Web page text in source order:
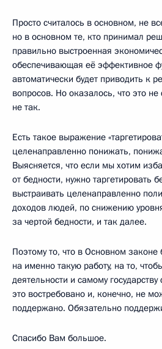
Просто считалось в основном, не
но в основном те, кто принимал
правильно выстроенная
обеспечивающая её эффективное
автоматически будет приводить к
вопросов. Но оказалось, что это
не так.
Есть такое выражение
целенаправленно понижать,
Выясняется, что если мы хотим
от бедности, нужно таргетировать
выстраивать целенаправленно
доходов людей, по снижению
за чертой бедности, и так далее.
Поэтому то, что в Основном законе
на именно такую работу, на то,
деятельности и самому
это востребовано и, конечно, не
поддержано. Обязательно
Спасибо Вам большое.